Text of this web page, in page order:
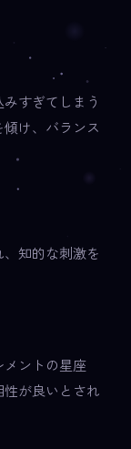
すぎてしまう
け、バランス
知的な刺激を
ントの星座
が良いとされ